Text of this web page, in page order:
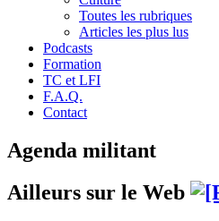
Toutes les rubriques
Articles les plus lus
Podcasts
Formation
TC et LFI
F.A.Q.
Contact
Agenda militant
Ailleurs sur le Web